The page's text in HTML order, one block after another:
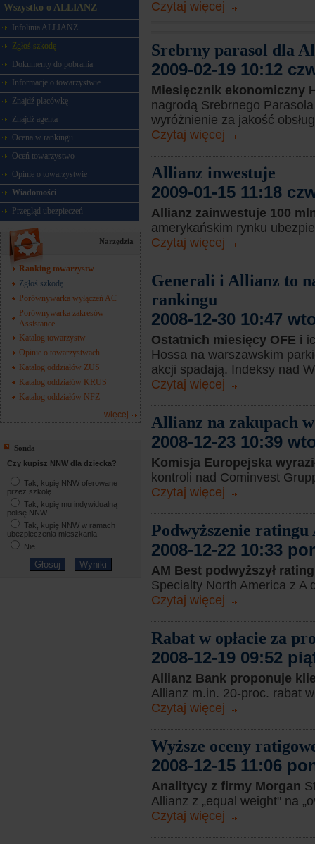
Wszystko o ALLIANZ
Infolinia ALLIANZ
Zgłoś szkodę
Dokumenty do pobrania
Informacje o towarzystwie
Znajdź placówkę
Znajdź agenta
Ocena w rankingu
Oceń towarzystwo
Opinie o towarzystwie
Wiadomości
Przegląd ubezpieczeń
Narzędzia
Ranking towarzystw
Zgłoś szkodę
Porównywarka wyłączeń AC
Porównywarka zakresów
Assistance
Katalog towarzystw
Opinie o towarzystwach
Katalog oddziałów ZUS
Katalog oddziałów KRUS
Katalog oddziałów NFZ
więcej
Sonda
Czy kupisz NNW dla dziecka?
Tak, kupię NNW oferowane
przez szkołę
Tak, kupię mu indywidualną
polisę NNW
Tak, kupię NNW w ramach
ubezpieczenia mieszkania
Nie
Czytaj więcej
Srebrny parasol dla
2009-02-19 10:12
Miesięcznik ekonomiczny
nagrodą Srebrnego
wyróżnienie za jakość
Czytaj więcej
Allianz inwestuje
2009-01-15 11:18
Allianz zainwestuje 100
amerykańskim rynku
Czytaj więcej
Generali i Allianz to
rankingu
2008-12-30 10:47
Ostatnich miesięcy OFE i
Hossa na warszawskim
akcji spadają. Indeksy nad
Czytaj więcej
Allianz na zakupach
2008-12-23 10:39
Komisja Europejska
kontroli nad Cominvest
Czytaj więcej
Podwyższenie
2008-12-22 10:33
AM Best podwyższył
Specialty North America z A
Czytaj więcej
Rabat w opłacie za
2008-12-19 09:52
Allianz Bank proponuje
Allianz m.in. 20-proc. rabat
Czytaj więcej
Wyższe oceny
2008-12-15 11:06
Analitycy z firmy Morgan
Allianz z „equal weight" na
Czytaj więcej